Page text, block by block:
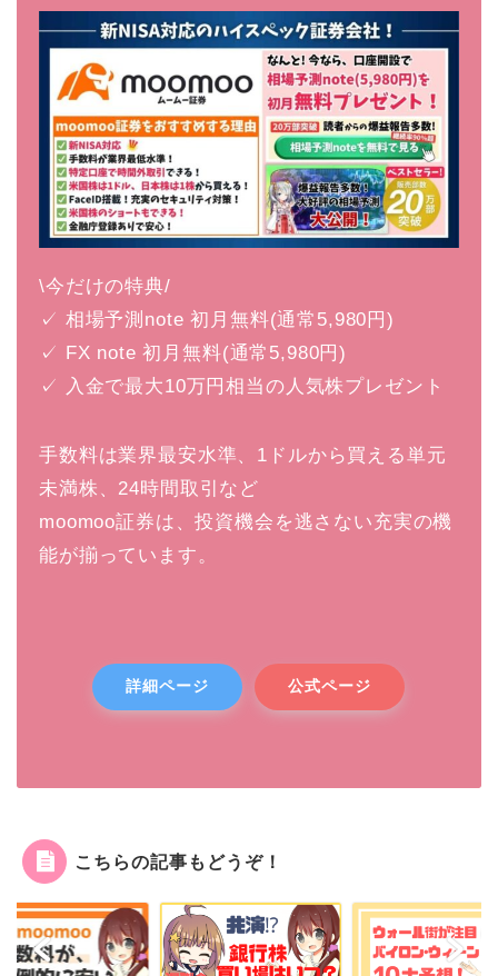
\今だけの特典/
✓ 相場予測note 初月無料(通常5,980円)
✓ FX note 初月無料(通常5,980円)
✓ 入金で最大10万円相当の人気株プレゼント
手数料は業界最安水準、1ドルから買える単元
未満株、24時間取引など
moomoo証券は、投資機会を逃さない充実の機
能が揃っています。
詳細ページ 公式ページ
こちらの記事もどうぞ！